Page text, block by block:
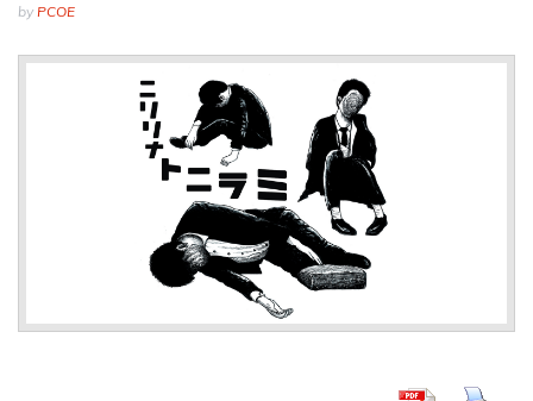
by PCOE